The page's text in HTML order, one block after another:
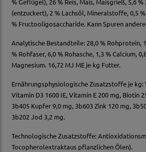
% Geflügel), 26 % Reis, Mais, Maisgrieß, 5,6
(entzuckert), 2 % Lachsöl, Mineralstoffe, 0,5
% Fructooligosaccharide. Kann Spuren
Analytische Bestandteile: 28,0 % Rohprotein,
% Rohfaser, 6,0 % Rohasche, 1,3 % Calcium,
Magnesium. 16,72 MJ ME je kg Futter.
Ernährungsphysiologische Zusatzstoffe je kg:
Vitamin D3 1600 IE, Vitamin E 200 mg, Biotin
3b405 Kupfer 9,0 mg, 3b603 Zink 120 mg,
3b202 Jod 3,2 mg.
Technologische Zusatzstoffe:
Tocopherolextraktaus pflanzlichen Ölen).